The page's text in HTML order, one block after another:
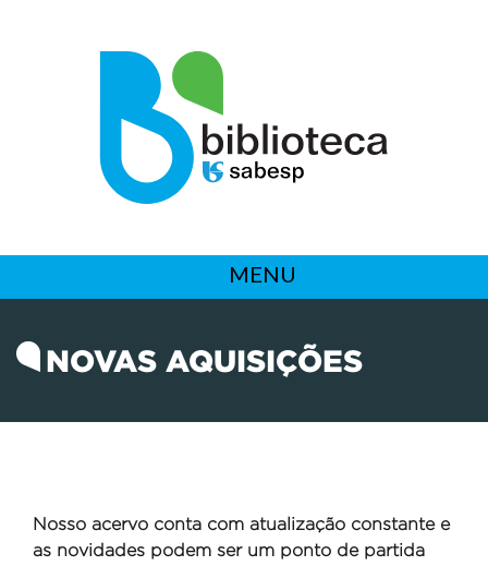
MENU
NOVAS AQUISIÇÕES
Nosso acervo conta com atualização constante e
as novidades podem ser um ponto de partida